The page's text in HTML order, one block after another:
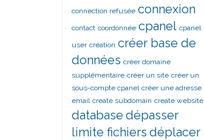
connection refusée connexion
contact coordonnée cpanel cpanel
user création créer base de
données créer domaine
supplémentaire créer un site créer un
sous-compte cpanel créer une adresse
email create subdomain create website
database dépasser
limite fichiers déplacer